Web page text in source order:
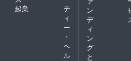
起業
テ
ィ
ー
・
ヘ
ル
ン
デ
ィ
ン
グ
と